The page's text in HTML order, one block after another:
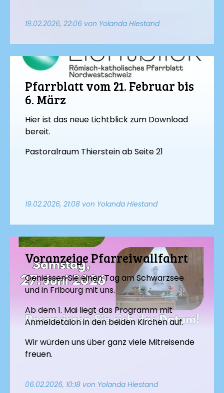
19.02.2026, 22:06 von Yolanda Hiestand
Pfarrblatt vom 21. Februar bis
6. März
Hier ist das neue Lichtblick zum Download
bereit.
Pastoralraum Thierstein ab Seite 21
19.02.2026, 21:08 von Yolanda Hiestand
Voranzeige Pfarreiwallfahrt
Geniessen Sie einen Tag am Schwarzsee
und in Fribourg mit uns.
Ab dem 1. Mai liegt das Programm mit
Anmeldetalon in den beiden Kirchen auf.
Wir würden uns über ganz viele Mitreisende
freuen.
06.02.2026, 10:18 von Yolanda Hiestand